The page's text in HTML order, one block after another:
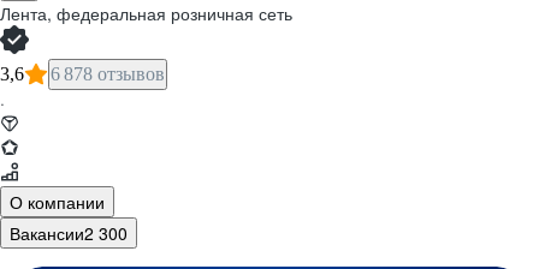
Лента, федеральная розничная сеть
3,6 6 878 отзывов
·
О компании
Вакансии2 300